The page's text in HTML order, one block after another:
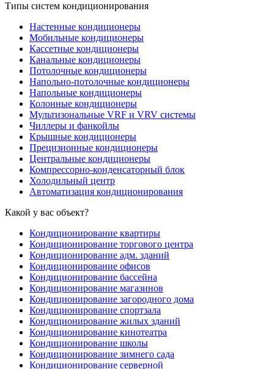
Типы систем кондиционирования
Настенные кондиционеры
Мобильные кондиционеры
Кассетные кондиционеры
Канальные кондиционеры
Потолочные кондиционеры
Напольно-потолочные кондиционеры
Напольные кондиционеры
Колонные кондиционеры
Мультизональные VRF и VRV системы
Чиллеры и фанкойлы
Крышные кондиционеры
Прецизионные кондиционеры
Центральные кондиционеры
Компрессорно-конденсаторный блок
Холодильный центр
Автоматизация кондиционирования
Какой у вас объект?
Кондиционирование квартиры
Кондиционирование торгового центра
Кондиционирование адм. зданий
Кондиционирование офисов
Кондиционирование бассейна
Кондиционирование магазинов
Кондиционирование загородного дома
Кондиционирование спортзала
Кондиционирование жилых зданий
Кондиционирование кинотеатра
Кондиционирование школы
Кондиционирование зимнего сада
Кондиционирование серверной